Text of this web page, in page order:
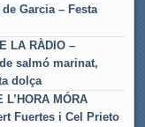
Garcia – Festa
LA RÀDIO –
salmó marinat,
dolça
L’HORA MÓRA
Fuertes i Cel Prieto